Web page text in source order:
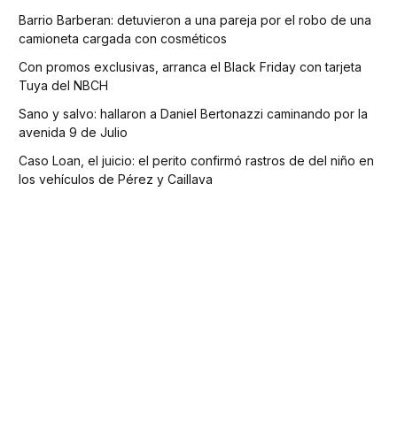
Barrio Barberan: detuvieron a una pareja por el robo de una
camioneta cargada con cosméticos
Con promos exclusivas, arranca el Black Friday con tarjeta
Tuya del NBCH
Sano y salvo: hallaron a Daniel Bertonazzi caminando por la
avenida 9 de Julio
Caso Loan, el juicio: el perito confirmó rastros de del niño en
los vehículos de Pérez y Caillava